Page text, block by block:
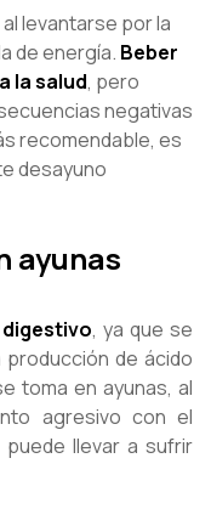
levantarse por la
de energía. Beber
la salud, pero
negativas
recomendable, es
desayuno
ayunas
, ya que se
de ácido
toma en ayunas, al
agresivo con el
llevar a sufrir